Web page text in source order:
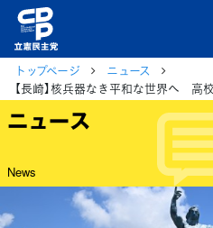
トップページ
ニュース
ニュース
News